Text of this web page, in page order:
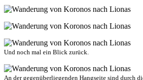
Und noch mal ein Blick zurück.
An der gegenüberliegenden Hangseite sind durch